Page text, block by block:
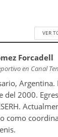
VER
Forcadell
en Canal
Argentina.
del 2000.
como